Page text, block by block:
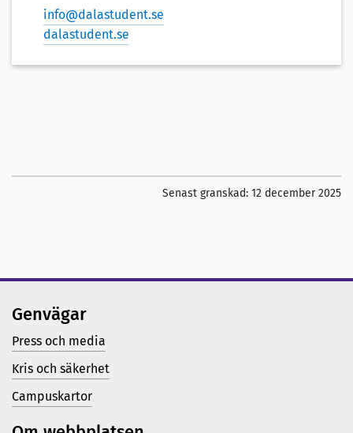
info@dalastudent.se
dalastudent.se
Senast granskad: 12 december 2025
Genvägar
Press och media
Kris och säkerhet
Campuskartor